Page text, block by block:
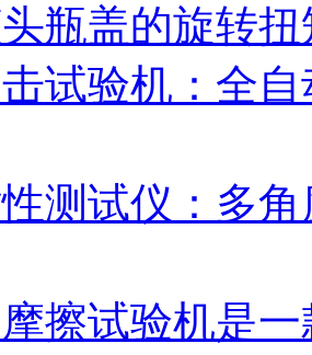
瓶盖的旋转
试验机：全
测试仪：多
擦试验机是